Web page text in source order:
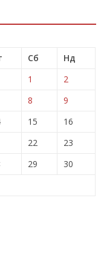
Сб
Нд
1
2
8
9
15
16
22
23
29
30